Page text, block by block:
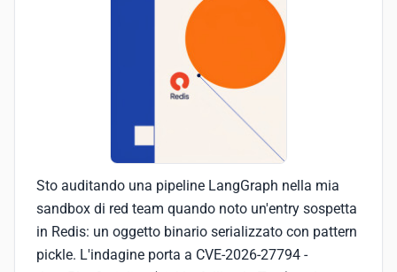
Sto auditando una pipeline LangGraph nella mia
sandbox di red team quando noto un'entry sospetta
in Redis: un oggetto binario serializzato con pattern
pickle. L'indagine porta a CVE-2026-27794 -